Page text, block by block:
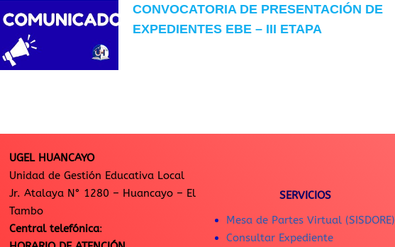
CONVOCATORIA DE PRESENTACIÓN DE
EXPEDIENTES EBE – III ETAPA
UGEL HUANCAYO
Unidad de Gestión Educativa Local
Jr. Atalaya N° 1280 – Huancayo – El
Tambo
Central telefónica:
SERVICIOS
Mesa de Partes Virtual (SISDORE)
Consultar Expediente